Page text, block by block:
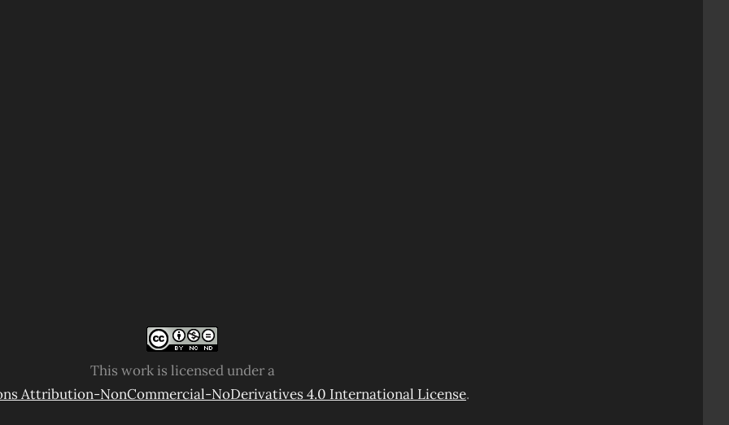
This work is licensed under a
Attribution-NonCommercial-NoDerivatives 4.0 International License.